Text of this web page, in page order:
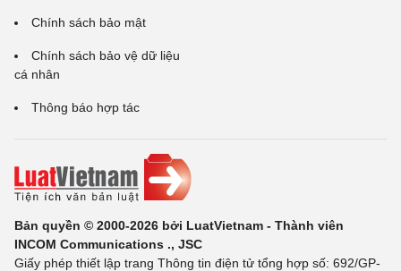
Chính sách bảo mật
Chính sách bảo vệ dữ liệu
cá nhân
Thông báo hợp tác
Bản quyền © 2000-2026 bởi LuatVietnam - Thành viên
INCOM Communications ., JSC
Giấy phép thiết lập trang Thông tin điện tử tổng hợp số: 692/GP-